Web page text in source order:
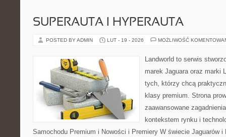
SUPERAUTA I HYPERAUTA
POSTED BY ADMIN LUT - 19 - 2026 MOŻLIWOŚĆ
Landworld to serwis
marek Jaguara oraz marki
tych, którzy chcą
klasy premium. Strona
zaawansowane
kontekstem rynku i
Samochodu Premium i Nowości i Premiery W świecie Jaguarów i